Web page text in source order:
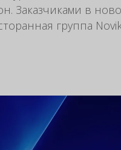
Заказчиками в
группа